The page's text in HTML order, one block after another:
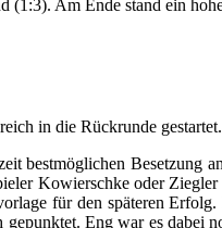
Am Ende stand ein
in die Rückrunde gestartet.
bestmöglichen
Kowierschke oder
für den späteren
Eng war es dabei